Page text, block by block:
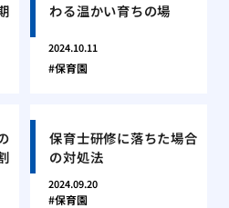
わる温かい育ちの場
2024.10.11
保育園
保育士研修に落ちた場合
の対処法
2024.09.20
保育園